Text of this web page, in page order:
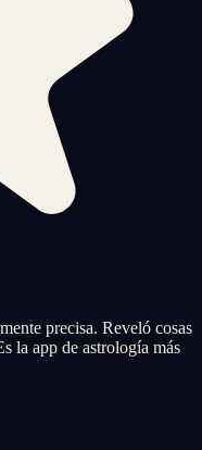
precisa. Reveló cosas
la app de astrología más